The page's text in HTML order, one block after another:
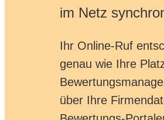
im Netz
Ihr Online-Ruf
genau wie Ihre
über Ihre